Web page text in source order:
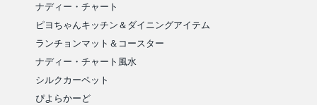
ナディー・チャート
ピヨちゃんキッチン＆ダイニングアイテム
ランチョンマット＆コースター
ナディー・チャート風水
シルクカーペット
ぴよらかーど